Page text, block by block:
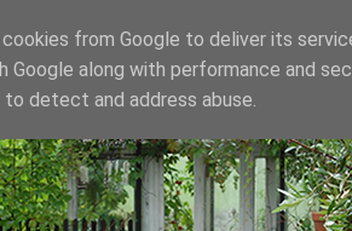
from Google to deliver its
Google along with performance and
detect and address abuse.